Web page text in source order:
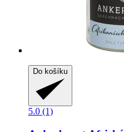
Do košíku
5.0 (1)